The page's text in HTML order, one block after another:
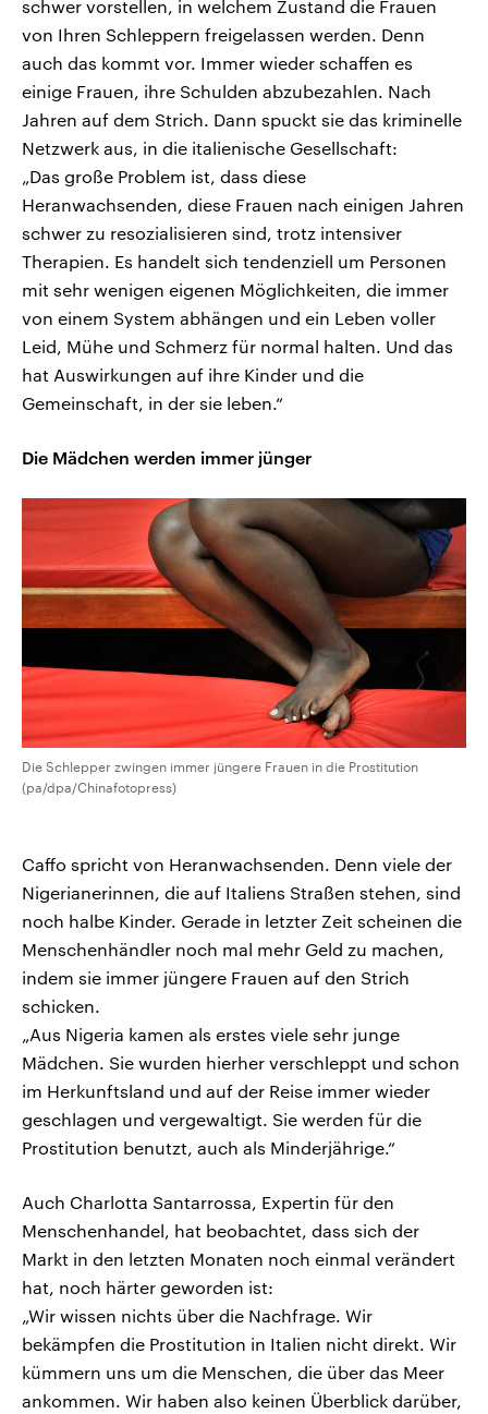
schwer vorstellen, in welchem Zustand die Frauen
von Ihren Schleppern freigelassen werden. Denn
auch das kommt vor. Immer wieder schaffen es
einige Frauen, ihre Schulden abzubezahlen. Nach
Jahren auf dem Strich. Dann spuckt sie das kriminelle
Netzwerk aus, in die italienische Gesellschaft:
„Das große Problem ist, dass diese
Heranwachsenden, diese Frauen nach einigen Jahren
schwer zu resozialisieren sind, trotz intensiver
Therapien. Es handelt sich tendenziell um Personen
mit sehr wenigen eigenen Möglichkeiten, die immer
von einem System abhängen und ein Leben voller
Leid, Mühe und Schmerz für normal halten. Und das
hat Auswirkungen auf ihre Kinder und die
Gemeinschaft, in der sie leben.“
Die Mädchen werden immer jünger
Die Schlepper zwingen immer jüngere Frauen in die Prostitution
(pa/dpa/Chinafotopress)
Caffo spricht von Heranwachsenden. Denn viele der
Nigerianerinnen, die auf Italiens Straßen stehen, sind
noch halbe Kinder. Gerade in letzter Zeit scheinen die
Menschenhändler noch mal mehr Geld zu machen,
indem sie immer jüngere Frauen auf den Strich
schicken.
„Aus Nigeria kamen als erstes viele sehr junge
Mädchen. Sie wurden hierher verschleppt und schon
im Herkunftsland und auf der Reise immer wieder
geschlagen und vergewaltigt. Sie werden für die
Prostitution benutzt, auch als Minderjährige.“
Auch Charlotta Santarrossa, Expertin für den
Menschenhandel, hat beobachtet, dass sich der
Markt in den letzten Monaten noch einmal verändert
hat, noch härter geworden ist:
„Wir wissen nichts über die Nachfrage. Wir
bekämpfen die Prostitution in Italien nicht direkt. Wir
kümmern uns um die Menschen, die über das Meer
ankommen. Wir haben also keinen Überblick darüber,